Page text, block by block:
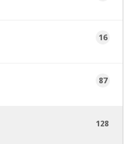
16
87
128